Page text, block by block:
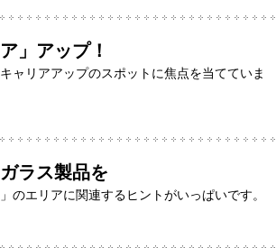
」アップ！
ャリアアップのスポットに焦点を当てていま
ラス製品を
のエリアに関連するヒントがいっぱいです。